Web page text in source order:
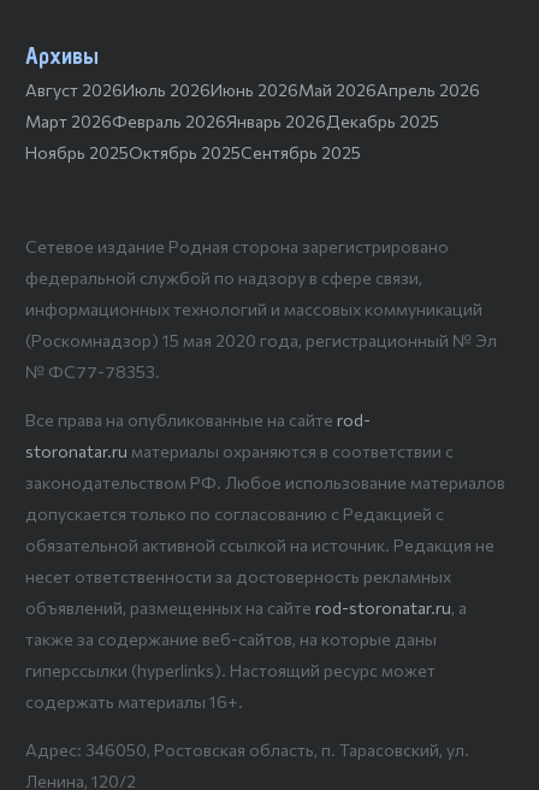
Архивы
Август 2026Июль 2026Июнь 2026Май 2026Апрель 2026
Март 2026Февраль 2026Январь 2026Декабрь 2025
Ноябрь 2025Октябрь 2025Сентябрь 2025
Сетевое издание Родная сторона зарегистрировано
федеральной службой по надзору в сфере связи,
информационных технологий и массовых коммуникаций
(Роскомнадзор) 15 мая 2020 года, регистрационный № Эл
№ ФС77-78353.
Все права на опубликованные на сайте rod-
storonatar.ru материалы охраняются в соответствии с
законодательством РФ. Любое использование материалов
допускается только по согласованию с Редакцией с
обязательной активной ссылкой на источник. Редакция не
несет ответственности за достоверность рекламных
объявлений, размещенных на сайте rod-storonatar.ru, а
также за содержание веб-сайтов, на которые даны
гиперссылки (hyperlinks). Настоящий ресурс может
содержать материалы 16+.
Адрес: 346050, Ростовская область, п. Тарасовский, ул.
Ленина, 120/2